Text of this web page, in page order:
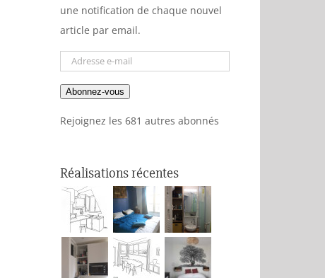
une notification de chaque nouvel
article par email.
Adresse
mail
Abonnez-vous
Rejoignez les 681 autres abonnés
Réalisations récentes